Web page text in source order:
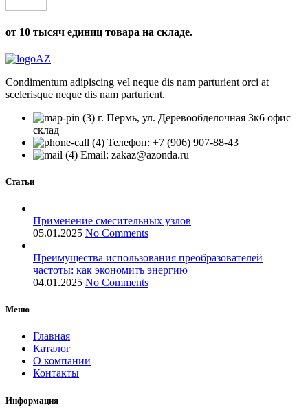
от 10 тысяч единиц товара на складе.
Condimentum adipiscing vel neque dis nam parturient orci at
scelerisque neque dis nam parturient.
г. Пермь, ул. Деревообделочная 3к6 офис
склад
Телефон: +7 (906) 907-88-43
Email: zakaz@azonda.ru
Статьи
Применение смесительных узлов
05.01.2025 No Comments
Преимущества использования преобразователей
частоты: как экономить энергию
04.01.2025 No Comments
Меню
Главная
Каталог
О компании
Контакты
Информация